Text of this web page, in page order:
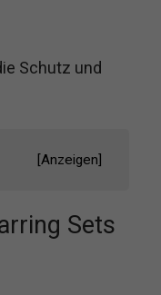
Schutz und
[Anzeigen]
Sets